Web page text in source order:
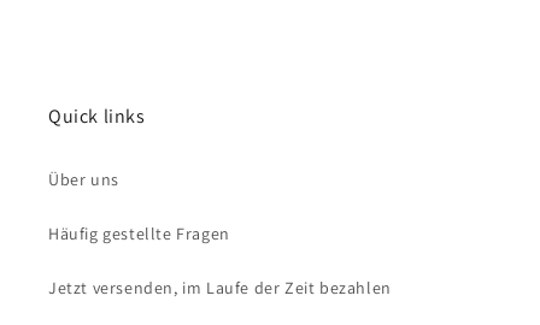
Quick links
Über uns
Häufig gestellte Fragen
Jetzt versenden, im Laufe der Zeit bezahlen